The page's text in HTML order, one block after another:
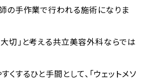
の手作業で行われる施術になりま
切」と考える共立美容外科ならでは
するひと手間として、「ウェットメソ